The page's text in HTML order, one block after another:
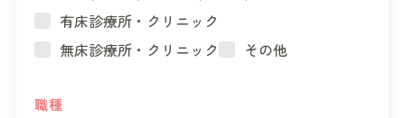
有床診療所・クリニック
無床診療所・クリニック
その他
職種